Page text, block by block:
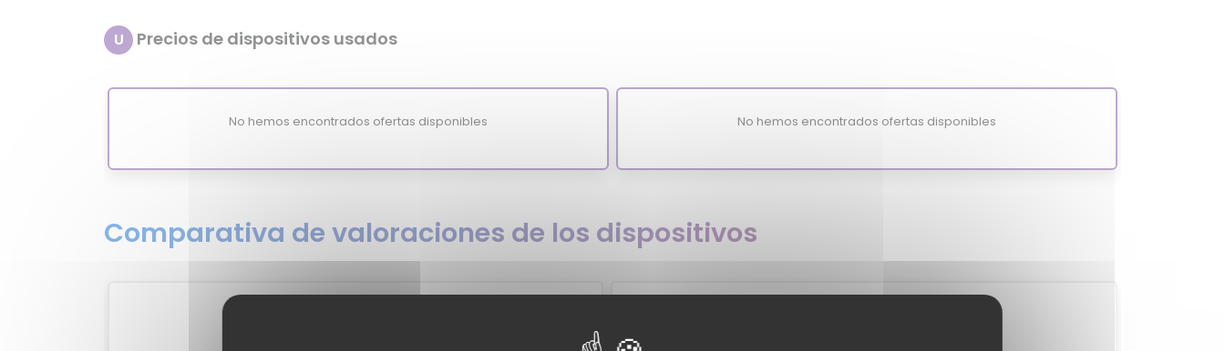
U Precios de dispositivos usados
No hemos encontrados ofertas disponibles No hemos encontrados ofertas disponibles
Comparativa de valoraciones de los dispositivos